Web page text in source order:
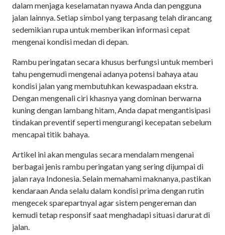
dalam menjaga keselamatan nyawa Anda dan pengguna
jalan lainnya. Setiap simbol yang terpasang telah dirancang
sedemikian rupa untuk memberikan informasi cepat
mengenai kondisi medan di depan.
Rambu peringatan secara khusus berfungsi untuk memberi
tahu pengemudi mengenai adanya potensi bahaya atau
kondisi jalan yang membutuhkan kewaspadaan ekstra.
Dengan mengenali ciri khasnya yang dominan berwarna
kuning dengan lambang hitam, Anda dapat mengantisipasi
tindakan preventif seperti mengurangi kecepatan sebelum
mencapai titik bahaya.
Artikel ini akan mengulas secara mendalam mengenai
berbagai jenis rambu peringatan yang sering dijumpai di
jalan raya Indonesia. Selain memahami maknanya, pastikan
kendaraan Anda selalu dalam kondisi prima dengan rutin
mengecek sparepartnyal agar sistem pengereman dan
kemudi tetap responsif saat menghadapi situasi darurat di
jalan.